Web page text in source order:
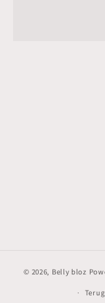
© 2026, Belly bloz